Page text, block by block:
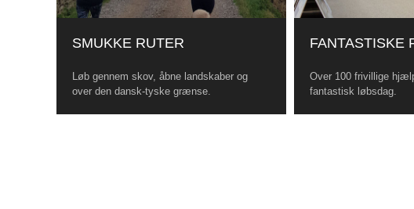
SMUKKE RUTER
Løb gennem skov, åbne landskaber og
over den dansk-tyske grænse.
FANTASTISKE
Over 100 frivillige
fantastisk løbsdag.